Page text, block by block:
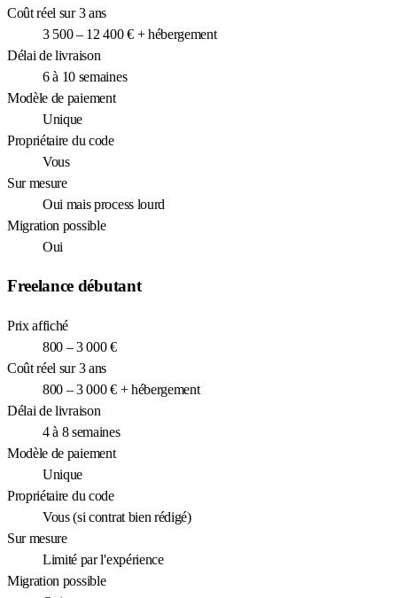
Coût réel sur 3 ans
3 500 – 12 400 € + hébergement
Délai de livraison
6 à 10 semaines
Modèle de paiement
Unique
Propriétaire du code
Vous
Sur mesure
Oui mais process lourd
Migration possible
Oui
Freelance débutant
Prix affiché
800 – 3 000 €
Coût réel sur 3 ans
800 – 3 000 € + hébergement
Délai de livraison
4 à 8 semaines
Modèle de paiement
Unique
Propriétaire du code
Vous (si contrat bien rédigé)
Sur mesure
Limité par l'expérience
Migration possible